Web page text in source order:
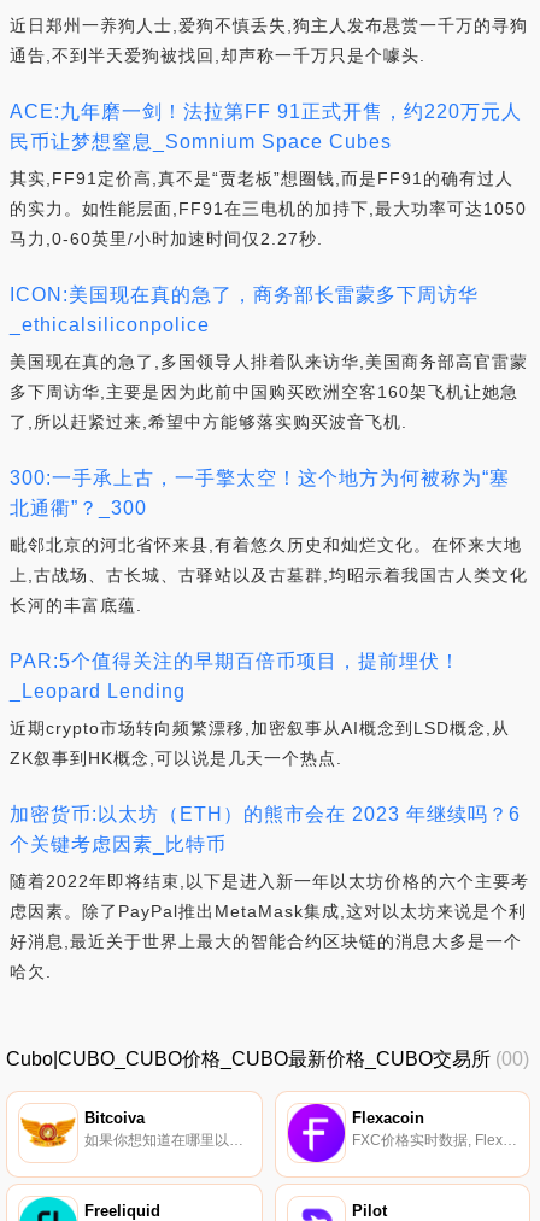
近日郑州一养狗人士,爱狗不慎丢失,狗主人发布悬赏一千万的寻狗
通告,不到半天爱狗被找回,却声称一千万只是个噱头.
ACE:九年磨一剑！法拉第FF 91正式开售，约220万元人
民币让梦想窒息_Somnium Space Cubes
其实,FF91定价高,真不是“贾老板”想圈钱,而是FF91的确有过人
的实力。如性能层面,FF91在三电机的加持下,最大功率可达1050
马力,0-60英里/小时加速时间仅2.27秒.
ICON:美国现在真的急了，商务部长雷蒙多下周访华
_ethicalsiliconpolice
美国现在真的急了,多国领导人排着队来访华,美国商务部高官雷蒙
多下周访华,主要是因为此前中国购买欧洲空客160架飞机让她急
了,所以赶紧过来,希望中方能够落实购买波音飞机.
300:一手承上古，一手擎太空！这个地方为何被称为“塞
北通衢”？_300
毗邻北京的河北省怀来县,有着悠久历史和灿烂文化。在怀来大地
上,古战场、古长城、古驿站以及古墓群,均昭示着我国古人类文化
长河的丰富底蕴.
PAR:5个值得关注的早期百倍币项目，提前埋伏！
_Leopard Lending
近期crypto市场转向频繁漂移,加密叙事从AI概念到LSD概念,从
ZK叙事到HK概念,可以说是几天一个热点.
加密货币:以太坊（ETH）的熊市会在 2023 年继续吗？6
个关键考虑因素_比特币
随着2022年即将结束,以下是进入新一年以太坊价格的六个主要考
虑因素。除了PayPal推出MetaMask集成,这对以太坊来说是个利
好消息,最近关于世界上最大的智能合约区块链的消息大多是一个
哈欠.
Cubo|CUBO_CUBO价格_CUBO最新价格_CUBO交易所 (00)
Bitcoiva
如果你想知道在哪里以当前价格购买Bitcoiva,目前交易{Bitcoiva]股票的顶级加密货币交易所是CoinsBCAt、P2B、VinDAX、{Bitcoiva｝和BankCEX。您可以在我们的加密货币交易所页面上找到其他列表.
Flexacoin
FXC价格实时数据, Flexacoin将自己描述为一种数字抵押品代币,用于促进即时加密货币支付,最初是为Flexa网络上的零售支付提供抵押品而开发的。Flexacoin旨在缓解使用加密货币支付的客户与接受法定货币的商家之间的摩擦.
Freeliquid Pilot